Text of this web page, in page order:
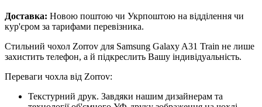
Доставка: Новою поштою чи Укрпоштою на відділення чи
кур'єром за тарифами перевізника.
Стильний чохол Zorrov для Samsung Galaxy A31 Train не лише
захистить телефон, а й підкреслить Вашу індивідуальність.
Переваги чохла від Zorrov:
Текстурний друк. Завдяки нашим дизайнерам та